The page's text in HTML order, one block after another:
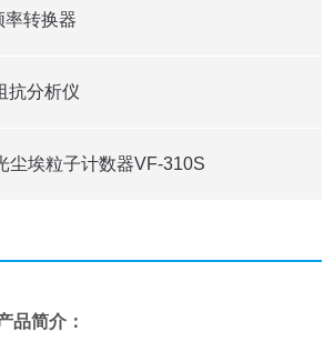
率转换器
抗分析仪
尘埃粒子计数器VF-310S
品简介：